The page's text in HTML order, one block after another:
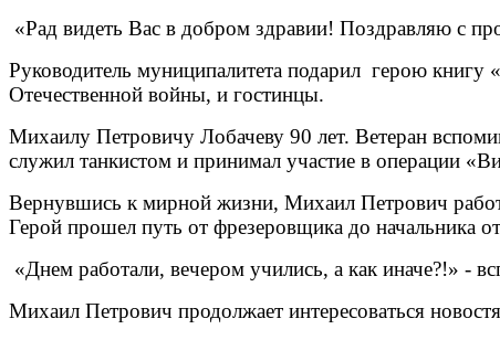
«Рад видеть Вас в добром здравии! Поздравляю с
Руководитель муниципалитета подарил герою книгу
Отечественной войны, и гостинцы.
Михаилу Петровичу Лобачеву 90 лет. Ветеран
служил танкистом и принимал участие в операции
Вернувшись к мирной жизни, Михаил Петрович
Герой прошел путь от фрезеровщика до начальника
«Днем работали, вечером учились, а как иначе?!» -
Михаил Петрович продолжает интересоваться